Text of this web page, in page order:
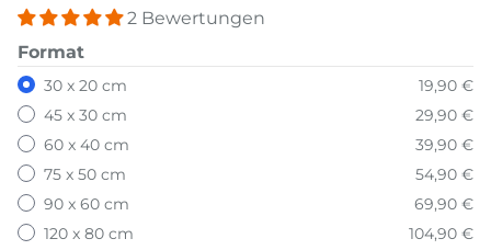
2 Bewertungen
Format
30 x 20 cm
19,90 €
45 x 30 cm
29,90 €
60 x 40 cm
39,90 €
75 x 50 cm
54,90 €
90 x 60 cm
69,90 €
120 x 80 cm
104,90 €